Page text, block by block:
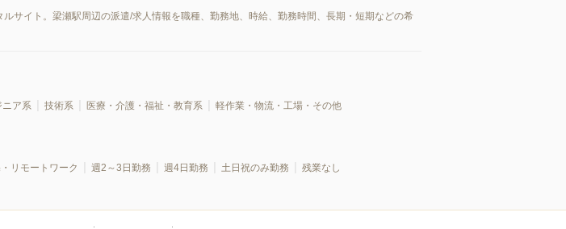
サイト。梁瀬駅周辺の派遣/求人情報を職種、勤務地、時給、勤務時間、長期・短期などの希
ニア系 技術系 医療・介護・福祉・教育系 軽作業・物流・工場・その他
リモートワーク 週2～3日勤務 週4日勤務 土日祝のみ勤務
残業なし